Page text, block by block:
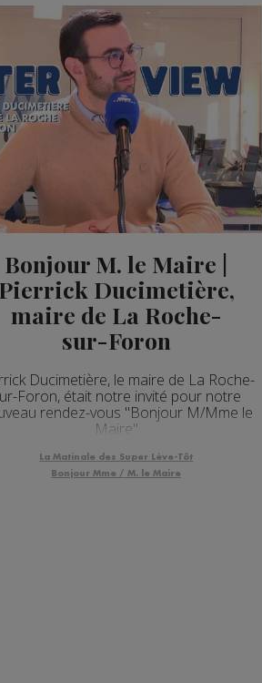
Bonjour M. le Maire |
Pierrick Ducimetière,
maire de La Roche-
sur-Foron
Ducimetière, le maire de La Roche-
Foron, était notre invité pour notre
rendez-vous "Bonjour M/Mme le
Maire"
La Matinale des Super Lève-Tôt
Bonjour Mme / M. le Maire